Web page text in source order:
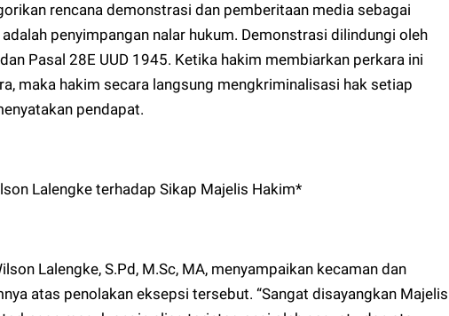
rencana demonstrasi dan pemberitaan media sebagai
adalah penyimpangan nalar hukum. Demonstrasi dilindungi oleh
Pasal 28E UUD 1945. Ketika hakim membiarkan perkara ini
maka hakim secara langsung mengkriminalisasi hak setiap
pendapat.
Lalengke terhadap Sikap Majelis Hakim*
Lalengke, S.Pd, M.Sc, MA, menyampaikan kecaman dan
atas penolakan eksepsi tersebut. “Sangat disayangkan Majelis